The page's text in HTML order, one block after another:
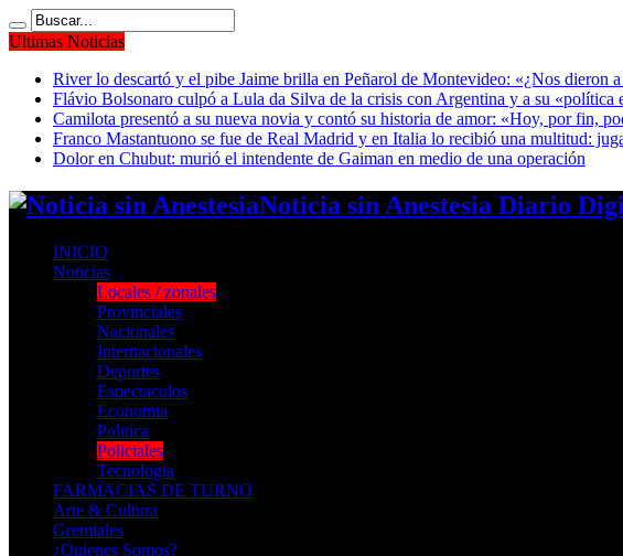
Ultimas Noticias
River lo descartó y el pibe Jaime brilla en Peñarol de Montevideo: «¿Nos dieron a
Flávio Bolsonaro culpó a Lula da Silva de la crisis con Argentina y a su «política
Camilota presentó a su nueva novia y contó su historia de amor: «Hoy, por fin,
Franco Mastantuono se fue de Real Madrid y en Italia lo recibió una multitud:
Dolor en Chubut: murió el intendente de Gaiman en medio de una operación
Noticia sin Anestesia Diario
INICIO
Noticias
Locales / zonales
Provinciales
Nacionales
Internacionales
Deportes
Espectaculos
Economia
Politica
Policiales
Tecnologia
FARMACIAS DE TURNO
Arte & Cultura
Gremiales
¿Quienes Somos?